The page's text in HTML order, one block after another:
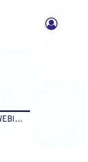
RETEN WEBİNAR Ücretsiz Katılım